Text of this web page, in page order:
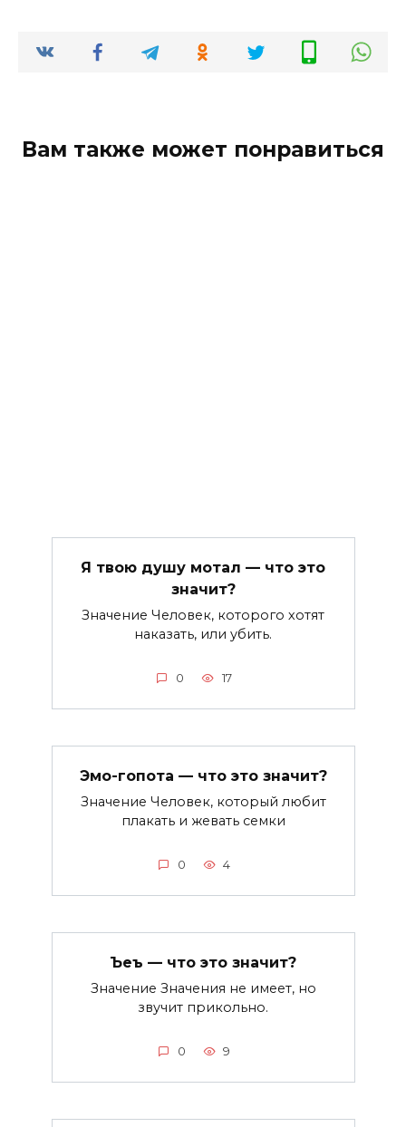
Вам также может понравиться
Я твою душу мотал — что это
значит?
Значение Человек, которого хотят
наказать, или убить.
0 17
Эмо-гопота — что это значит?
Значение Человек, который любит
плакать и жевать семки
0 4
Ъеъ — что это значит?
Значение Значения не имеет, но
звучит прикольно.
0 9